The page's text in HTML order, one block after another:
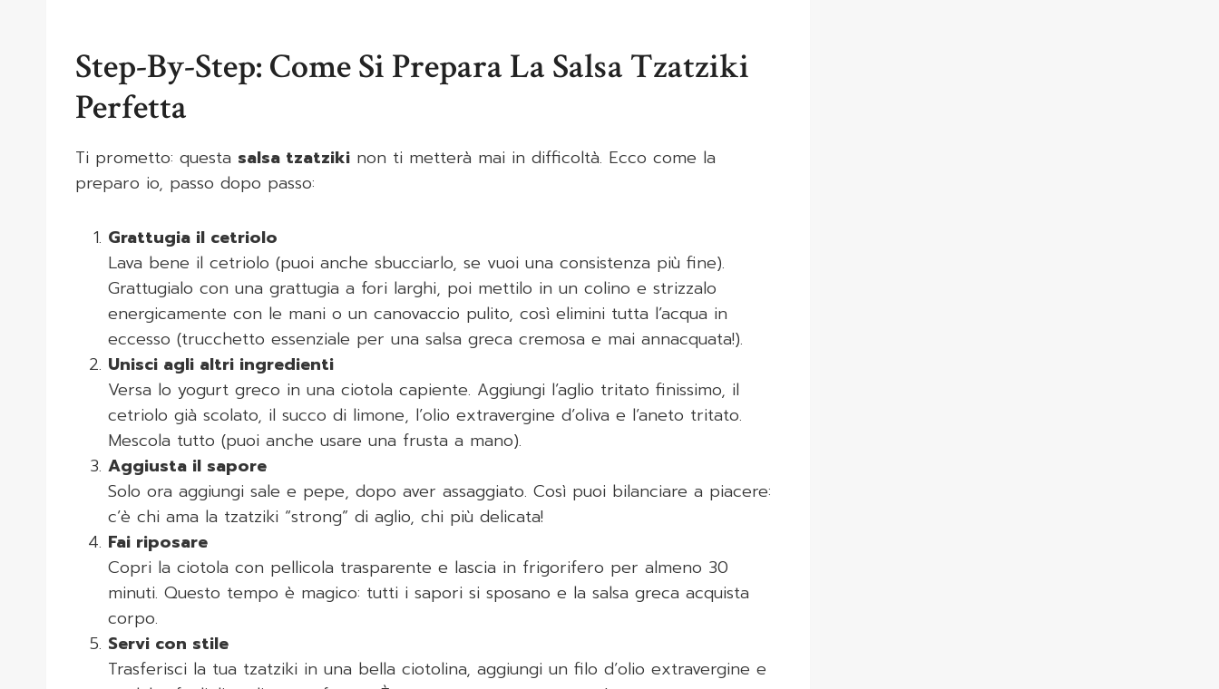
Step-By-Step: Come Si Prepara La Salsa Tzatziki
Perfetta
Ti prometto: questa salsa tzatziki non ti metterà mai in difficoltà. Ecco come la
preparo io, passo dopo passo:
Grattugia il cetriolo
Lava bene il cetriolo (puoi anche sbucciarlo, se vuoi una consistenza più fine).
Grattugialo con una grattugia a fori larghi, poi mettilo in un colino e strizzalo
energicamente con le mani o un canovaccio pulito, così elimini tutta l’acqua in
eccesso (trucchetto essenziale per una salsa greca cremosa e mai annacquata!).
Unisci agli altri ingredienti
Versa lo yogurt greco in una ciotola capiente. Aggiungi l’aglio tritato finissimo, il
cetriolo già scolato, il succo di limone, l’olio extravergine d’oliva e l’aneto tritato.
Mescola tutto (puoi anche usare una frusta a mano).
Aggiusta il sapore
Solo ora aggiungi sale e pepe, dopo aver assaggiato. Così puoi bilanciare a piacere:
c’è chi ama la tzatziki “strong” di aglio, chi più delicata!
Fai riposare
Copri la ciotola con pellicola trasparente e lascia in frigorifero per almeno 30
minuti. Questo tempo è magico: tutti i sapori si sposano e la salsa greca acquista
corpo.
Servi con stile
Trasferisci la tua tzatziki in una bella ciotolina, aggiungi un filo d’olio extravergine e